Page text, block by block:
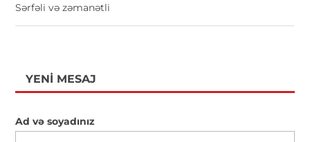
Sərfəli və zəmanətli
YENI MESAJ
Ad və soyadınız